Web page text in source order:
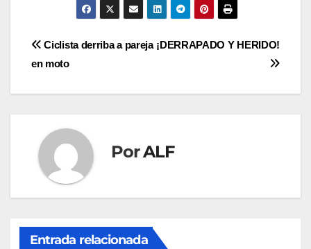
Navegación¡DERRAPADO Y HERIDO!
Ciclista derriba a pareja
en moto
PorALF
Entrada relacionada